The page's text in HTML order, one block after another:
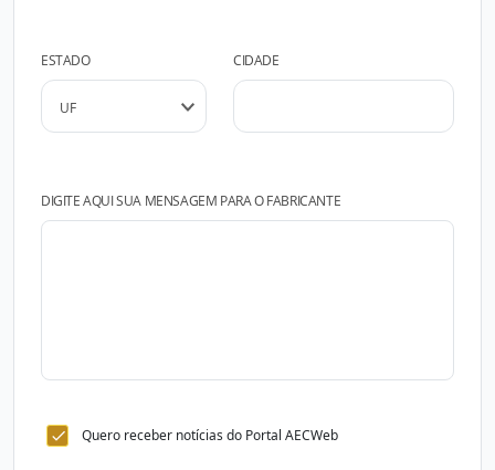
ESTADO CIDADE
DIGITE AQUI SUA MENSAGEM PARA O FABRICANTE
Quero receber notícias do Portal AECWeb